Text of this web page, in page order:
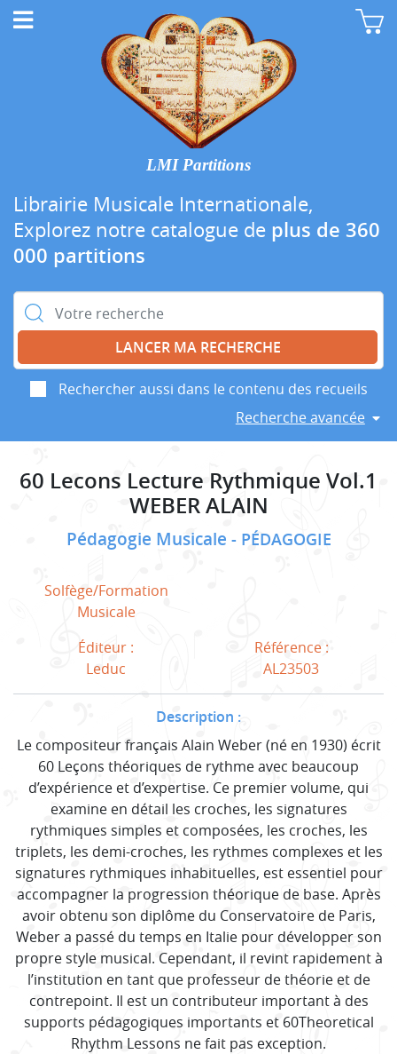
LMI Partitions
Librairie Musicale Internationale,
Explorez notre catalogue de plus de 360
000 partitions
Rechercher :
Rechercher aussi dans le contenu des recueils
Recherche avancée
60 Lecons Lecture Rythmique Vol.1
WEBER ALAIN
Pédagogie Musicale PÉDAGOGIE
Solfège/Formation
Musicale
Éditeur :
Leduc
Référence :
AL23503
Description :
Le compositeur français Alain Weber (né en 1930) écrit
60 Leçons théoriques de rythme avec beaucoup
d’expérience et d’expertise. Ce premier volume, qui
examine en détail les croches, les signatures
rythmiques simples et composées, les croches, les
triplets, les demi-croches, les rythmes complexes et les
signatures rythmiques inhabituelles, est essentiel pour
accompagner la progression théorique de base. Après
avoir obtenu son diplôme du Conservatoire de Paris,
Weber a passé du temps en Italie pour développer son
propre style musical. Cependant, il revint rapidement à
l’institution en tant que professeur de théorie et de
contrepoint. Il est un contributeur important à des
supports pédagogiques importants et 60Theoretical
Rhythm Lessons ne fait pas exception.